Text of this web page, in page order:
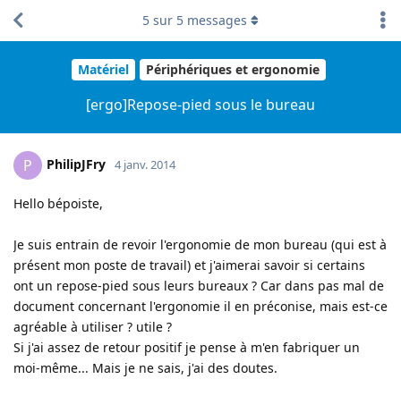
Matériel Périphériques et ergonomie
[ergo]Repose-pied sous le bureau
5 sur 5 messages
P PhilipJFry 4 janv. 2014
Hello bépoiste,
Je suis entrain de revoir l'ergonomie de mon bureau (qui est à
présent mon poste de travail) et j'aimerai savoir si certains
ont un repose-pied sous leurs bureaux ? Car dans pas mal de
document concernant l'ergonomie il en préconise, mais est-ce
agréable à utiliser ? utile ?
Si j'ai assez de retour positif je pense à m'en fabriquer un
moi-même... Mais je ne sais, j'ai des doutes.